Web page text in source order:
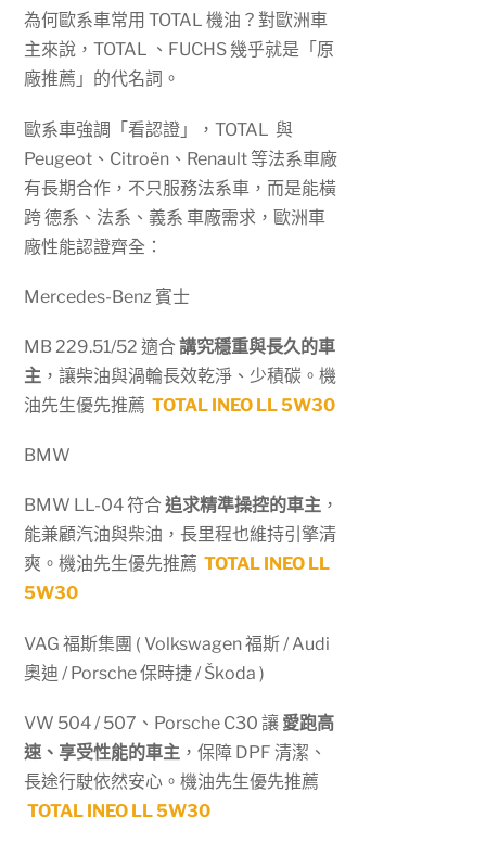
為何歐系車常用 TOTAL 機油？對歐洲車
主來說，TOTAL 、FUCHS 幾乎就是「原
廠推薦」的代名詞。
歐系車強調「看認證」，TOTAL 與
Peugeot、Citroën、Renault 等法系車廠
有長期合作，不只服務法系車，而是能橫
跨 德系、法系、義系 車廠需求，歐洲車
廠性能認證齊全：
Mercedes-Benz 賓士
MB 229.51/52 適合講究穩重與長久的車
主 ，讓柴油與渦輪長效乾淨、少積碳。機
油先生優先推薦TOTAL INEO LL 5W30
BMW
BMW LL-04 符合追求精準操控的車主 ，
能兼顧汽油與柴油，長里程也維持引擎清
爽。機油先生優先推薦TOTAL INEO LL
5W30
VAG 福斯集團 ( Volkswagen 福斯 / Audi
奧迪 / Porsche 保時捷 / Škoda )
VW 504 / 507、Porsche C30 讓 愛跑高
速、享受性能的車主 ，保障 DPF 清潔、
長途行駛依然安心。機油先生優先推薦
TOTAL INEO LL 5W30